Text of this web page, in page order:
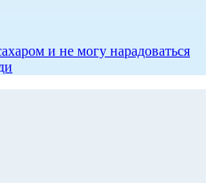
и не могу нарадоваться